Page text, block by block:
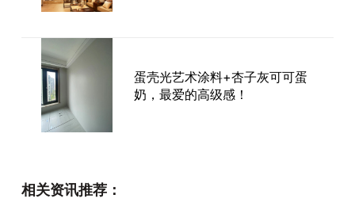
蛋壳光艺术涂料+杏子灰可可蛋
奶，最爱的高级感！
相关资讯推荐：